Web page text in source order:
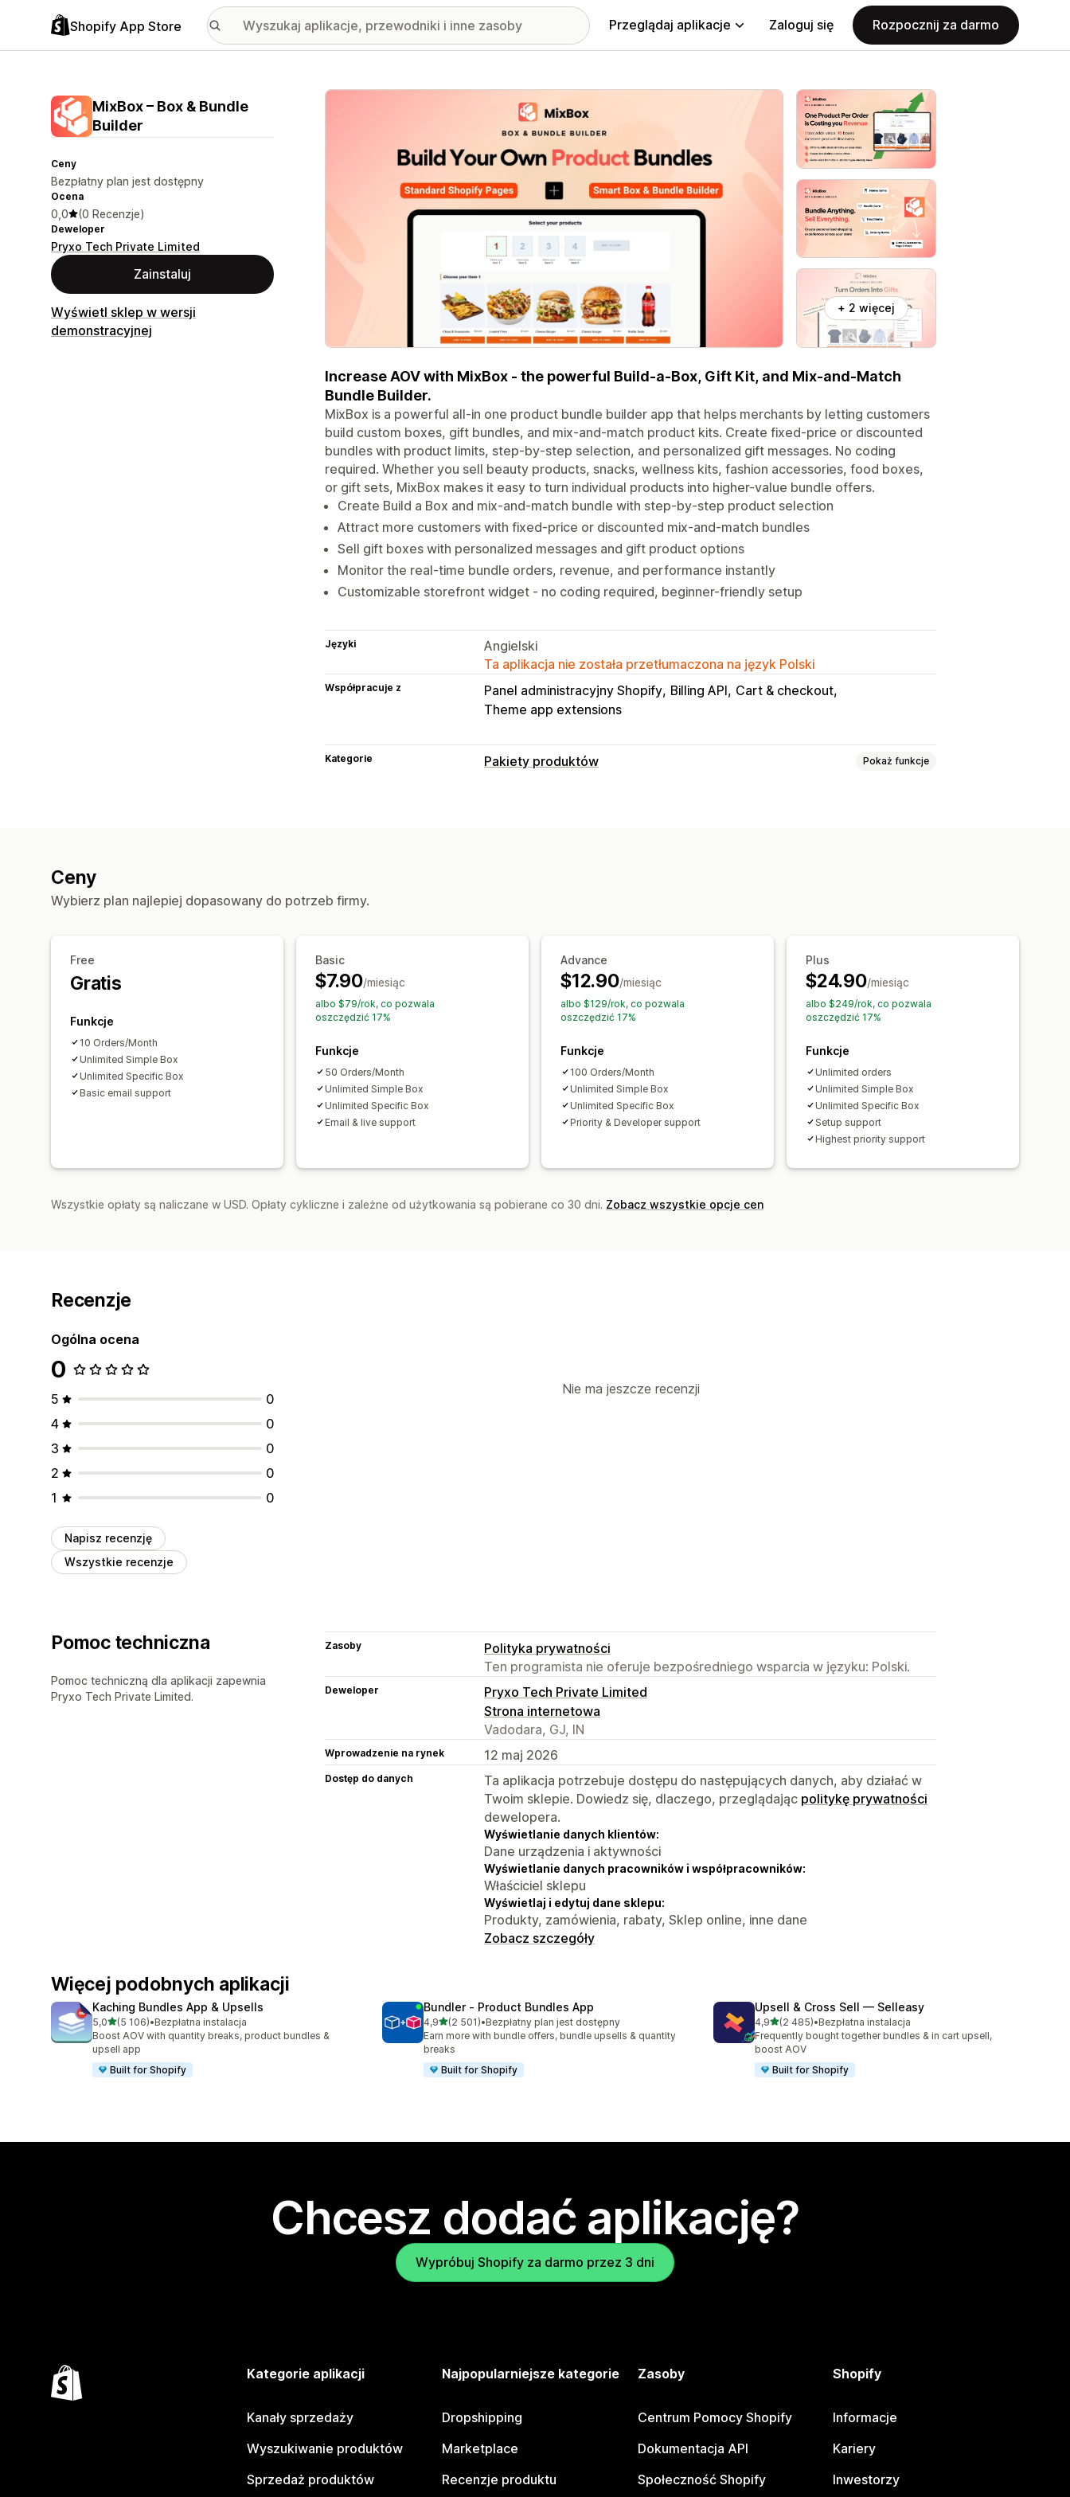
Shopify App Store Przeglądaj aplikacje Zaloguj się Rozpocznij za darmo
MixBox – Box & Bundle
Builder
Ceny
Bezpłatny plan jest dostępny
Ocena
0,0 (0 Recenzje)
Deweloper
Pryxo Tech Private Limited
Zainstaluj
Wyświetl sklep w wersji
demonstracyjnej
Wyróżnione obrazy w galerii
+ 2 więcej
Increase AOV with MixBox - the powerful Build-a-Box, Gift Kit, and Mix-and-Match
Bundle Builder.
MixBox is a powerful all-in one product bundle builder app that helps merchants by letting customers
build custom boxes, gift bundles, and mix-and-match product kits. Create fixed-price or discounted
bundles with product limits, step-by-step selection, and personalized gift messages. No coding
required. Whether you sell beauty products, snacks, wellness kits, fashion accessories, food boxes,
or gift sets, MixBox makes it easy to turn individual products into higher-value bundle offers.
Create Build a Box and mix-and-match bundle with step-by-step product selection
Attract more customers with fixed-price or discounted mix-and-match bundles
Sell gift boxes with personalized messages and gift product options
Monitor the real-time bundle orders, revenue, and performance instantly
Customizable storefront widget - no coding required, beginner-friendly setup
Języki
Angielski
Ta aplikacja nie została przetłumaczona na język Polski
Współpracuje z Panel administracyjny Shopify Billing API Cart & checkout
Theme app extensions
Kategorie Pakiety produktów Pokaż funkcje
Rabaty Rabaty o stałej wartości
Rabaty procentowe
Rabaty w koszyku
Ceny zbiorcze
Ustalanie cen hurtowych
Ceny dynamiczne
Ceny
Wybierz plan najlepiej dopasowany do potrzeb firmy.
Free
Gratis
Funkcje
10 Orders/Month
Unlimited Simple Box
Unlimited Specific Box
Basic email support
Basic
$7.90/miesiąc
albo $79/rok, co pozwala
oszczędzić 17%
Funkcje
50 Orders/Month
Unlimited Simple Box
Unlimited Specific Box
Email & live support
Advance
$12.90/miesiąc
albo $129/rok, co pozwala
oszczędzić 17%
Funkcje
100 Orders/Month
Unlimited Simple Box
Unlimited Specific Box
Priority & Developer support
Plus
$24.90/miesiąc
albo $249/rok, co pozwala
oszczędzić 17%
Funkcje
Unlimited orders
Unlimited Simple Box
Unlimited Specific Box
Setup support
Highest priority support
Wszystkie opłaty są naliczane w USD. Opłaty cykliczne i zależne od użytkowania są pobierane co 30 dni. Zobacz wszystkie opcje cen
Recenzje
Ogólna ocena
0
5
0
4
0
3
0
2
0
1
0
Napisz recenzję
Wszystkie recenzje
Nie ma jeszcze recenzji
Pomoc techniczna
Pomoc techniczną dla aplikacji zapewnia
Pryxo Tech Private Limited.
Zasoby
Polityka prywatności
Ten programista nie oferuje bezpośredniego wsparcia w języku: Polski.
Deweloper
Pryxo Tech Private Limited
Strona internetowa
Vadodara, GJ, IN
Wprowadzenie na rynek 12 maj 2026
Dostęp do danych
Ta aplikacja potrzebuje dostępu do następujących danych, aby działać w
Twoim sklepie. Dowiedz się, dlaczego, przeglądając politykę prywatności
dewelopera.
Wyświetlanie danych klientów:
Dane urządzenia i aktywności
Wyświetlanie danych pracowników i współpracowników:
Właściciel sklepu
Wyświetlaj i edytuj dane sklepu:
Produkty, zamówienia, rabaty, Sklep online, inne dane
Zobacz szczegóły
Więcej podobnych aplikacji
Kaching Bundles App & Upsells
5,0na 5 gwiazdek
(5 106)
Łączna liczba recenzji: 5106
•Bezpłatna instalacja
Boost AOV with quantity breaks, product bundles &
upsell app
Built for Shopify
Bundler ‑ Product Bundles App
4,9na 5 gwiazdek
(2 501)
Łączna liczba recenzji: 2501
•Bezpłatny plan jest dostępny
Earn more with bundle offers, bundle upsells & quantity
breaks
Built for Shopify
Upsell & Cross Sell — Selleasy
4,9na 5 gwiazdek
(2 485)
Łączna liczba recenzji: 2485
•Bezpłatna instalacja
Frequently bought together bundles & in cart upsell,
boost AOV
Built for Shopify
Chcesz dodać aplikację?
Wypróbuj Shopify za darmo przez 3 dni
Kategorie aplikacji
Kanały sprzedaży
Wyszukiwanie produktów
Sprzedaż produktów
Najpopularniejsze kategorie
Dropshipping
Marketplace
Recenzje produktu
Zasoby
Centrum Pomocy Shopify
Dokumentacja API
Społeczność Shopify
Shopify
Informacje
Kariery
Inwestorzy